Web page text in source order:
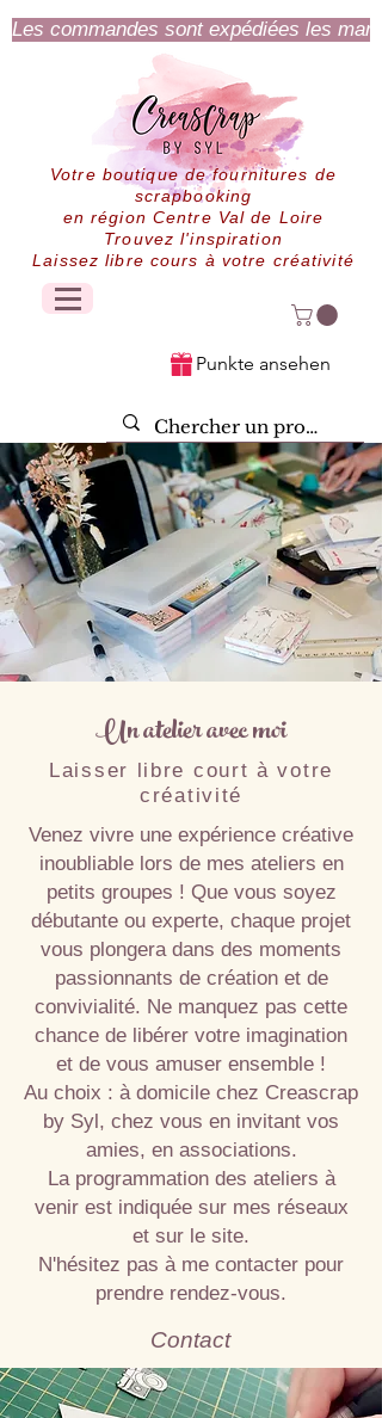
Les commandes sont expédiées les
Votre boutique de fournitures de
scrapbooking
en région Centre Val de Loire
Trouvez l'inspiration
Laissez libre cours à votre créativité
Punkte ansehen
Un atelier avec moi
Laisser libre court à votre
créativité
Venez vivre une expérience créative
inoubliable lors de mes ateliers en
petits groupes ! Que vous soyez
débutante ou experte, chaque projet
vous plongera dans des moments
passionnants de création et de
convivialité. Ne manquez pas cette
chance de libérer votre imagination
et de vous amuser ensemble !
Au choix : à domicile chez Creascrap
by Syl, chez vous en invitant vos
amies, en associations.
La programmation des ateliers à
venir est indiquée sur mes réseaux
et sur le site.
N'hésitez pas à me contacter pour
prendre rendez-vous.
Contact